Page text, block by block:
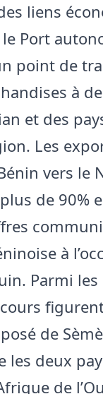
liens
Port
point de
à
et des
Les
vers le
de 90%
à
Parmi
de
les deux
de